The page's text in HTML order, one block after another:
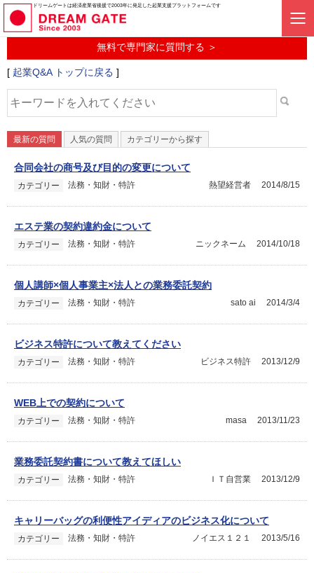
ドリームゲートは経済産業省後援で2003年に発足した起業支援プラットフォームです
起業に関するみんなの質問投稿サービス
起業Q&A
無料で専門家に質問する ＞
[ 起業Q&A トップに戻る ]
最新の質問 人気の質問 カテゴリーから探す
合同会社の商号及び目的の変更について
カテゴリー 法務・知財・特許 2014/8/15
熱望経営者
エステ業の契約違約金について
カテゴリー 法務・知財・特許 2014/10/18
ニックネーム
個人講師×個人事業主×法人との業務委託契約
カテゴリー 法務・知財・特許 2014/3/4
sato ai
ビジネス特許について教えてください
カテゴリー 法務・知財・特許 2013/12/9
ビジネス特許
WEB上での契約について
カテゴリー 法務・知財・特許 2013/11/23
masa
業務委託契約書について教えてほしい
カテゴリー 法務・知財・特許 2013/12/9
ＩＴ自営業
キャリーバッグの利便性アイディアのビジネス化について
カテゴリー 法務・知財・特許 2013/5/16
ノイエス１２１